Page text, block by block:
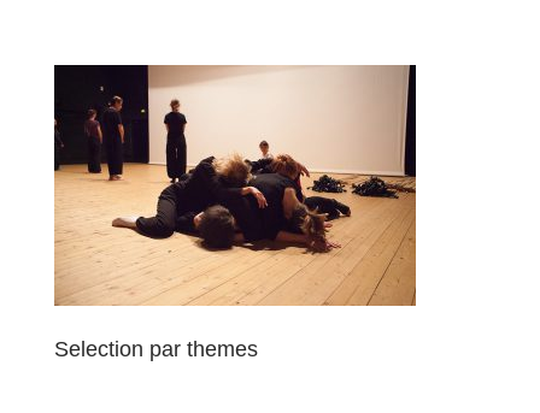
Selection par themes